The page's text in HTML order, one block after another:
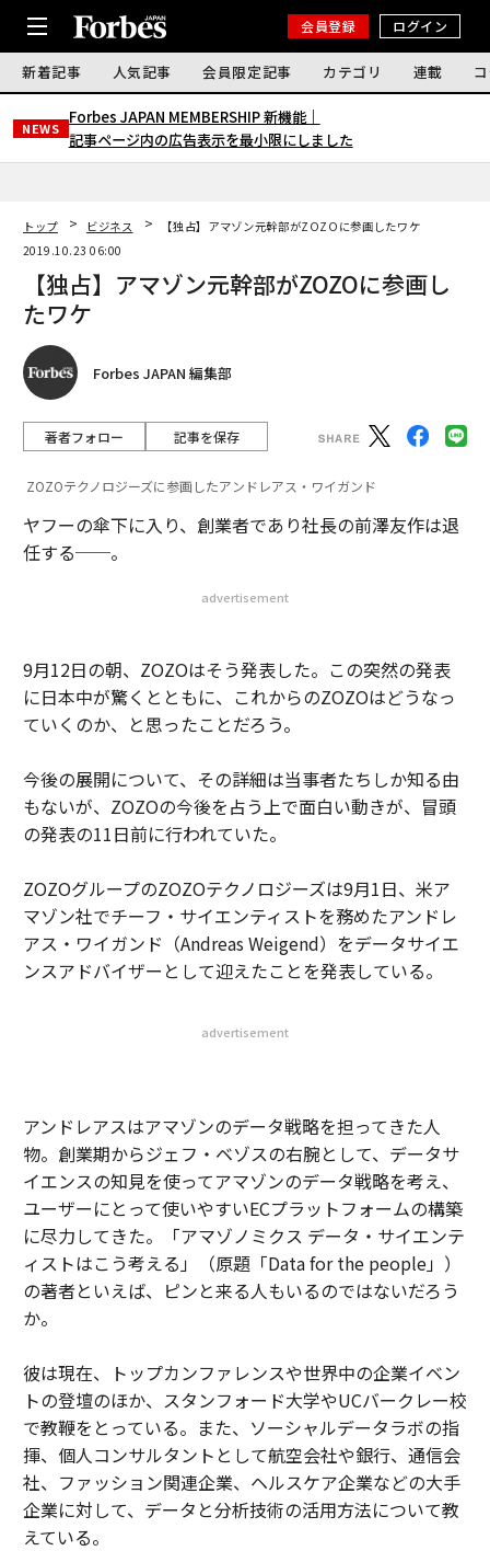
会員登録 ログイン
新着記事 人気記事 会員限定記事 カテゴリ 連載
NEWS
Forbes JAPAN MEMBERSHIP 新機能｜
記事ページ内の広告表示を最小限にしました
トップ ビジネス
【独占】アマゾン元幹部がZOZOに参画したワケ
2019.10.23 06:00
【独占】アマゾン元幹部がZOZOに参画し
たワケ
Forbes JAPAN 編集部
著者フォロー 記事を保存
ZOZOテクノロジーズに参画したアンドレアス・ワイガンド
ヤフーの傘下に入り、創業者であり社長の前澤友作は退
任する──。
advertisement
9月12日の朝、ZOZOはそう発表した。この突然の発表
に日本中が驚くとともに、これからのZOZOはどうなっ
ていくのか、と思ったことだろう。
今後の展開について、その詳細は当事者たちしか知る由
もないが、ZOZOの今後を占う上で面白い動きが、冒頭
の発表の11日前に行われていた。
ZOZOグループのZOZOテクノロジーズは9月1日、米ア
マゾン社でチーフ・サイエンティストを務めたアンドレ
アス・ワイガンド（Andreas Weigend）をデータサイエ
ンスアドバイザーとして迎えたことを発表している。
advertisement
アンドレアスはアマゾンのデータ戦略を担ってきた人
物。創業期からジェフ・ベゾスの右腕として、データサ
イエンスの知見を使ってアマゾンのデータ戦略を考え、
ユーザーにとって使いやすいECプラットフォームの構築
に尽力してきた。「アマゾノミクス データ・サイエンテ
ィストはこう考える」（原題「Data for the people」）
の著者といえば、ピンと来る人もいるのではないだろう
か。
彼は現在、トップカンファレンスや世界中の企業イベン
トの登壇のほか、スタンフォード大学やUCバークレー校
で教鞭をとっている。また、ソーシャルデータラボの指
揮、個人コンサルタントとして航空会社や銀行、通信会
社、ファッション関連企業、ヘルスケア企業などの大手
企業に対して、データと分析技術の活用方法について教
えている。